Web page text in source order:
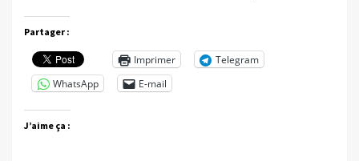
Partager :
Imprimer
Telegram
WhatsApp
E-mail
J’aime ça :